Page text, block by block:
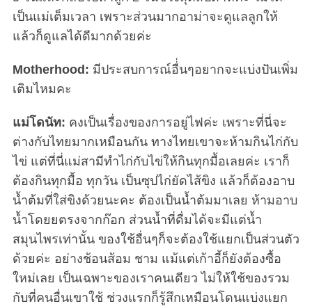
เป็นแม่เต็มเวลา เพราะส่วนมากอาม่าจะดูแลลูกให้
แล้วก็ดูแลได้ดีมากด้วยค่ะ
Motherhood: มีประสบการณ์อื่่นๆอยากจะแบ่งปันเพิ่ม
เติมไหมคะ
แม่โดนัท: คงเป็นเรื่องของการอยู่ไฟค่ะ เพราะที่นี่จะ
ต่างกับไทยมากเหมือนกัน ทางไทยเขาจะห้ามกินไก่กับ
ไข่ แต่ที่นี่แม่สามีทำไก่กับไข่ให้กินทุกมื้อเลยค่ะ เราก็
ต้องกินทุกมื้อ ทุกวัน เป็นซุปไก่ยัดไส้ขิง แล้วก็ต้องอาบ
น้ำต้มที่ใส่ขิงด้วยนะคะ ต้องเป็นน้ำต้มมาเลย ห้ามอาบ
น้ำโดยยตรงจากก๊อก ส่วนน้ำที่ดื่มได้จะมีแต่น้ำ
สมุนไพรเท่านั้น ของใช้อื่นๆก็จะต้องใช้แยกเป็นส่วนตัว
ด้วยค่ะ อย่างช้อนส้อม ชาม แม้แต่เก้าอี้ก็ยังต้องซื้อ
ใหม่เลย เป็นเฉพาะของเราคนเดียว ไม่ให้ใช้ของรวม
กับที่คนอื่นเขาใช้ ช่วงแรกก็รู้สึกเหมือนโดนแบ่งแยก